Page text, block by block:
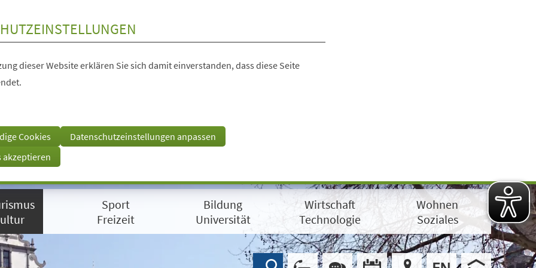
dieser Website erklären Sie sich damit einverstanden, dass diese Seite
Cookies
Datenschutzeinstellungen anpassen
akzeptieren
Sport
Freizeit
Bildung
Universität
Wirtschaft
Technologie
Wohnen
Soziales